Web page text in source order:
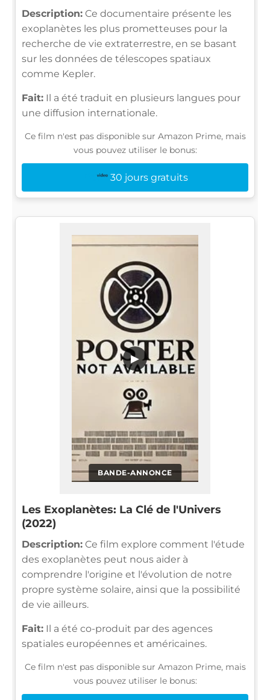
Description: Ce documentaire présente les
exoplanètes les plus prometteuses pour la
recherche de vie extraterrestre, en se basant
sur les données de télescopes spatiaux
comme Kepler.
Fait: Il a été traduit en plusieurs langues pour
une diffusion internationale.
Ce film n'est pas disponible sur Amazon Prime, mais
vous pouvez utiliser le bonus:
30 jours gratuits
BANDE-ANNONCE
▶
Les Exoplanètes: La Clé de l'Univers
(2022)
Description: Ce film explore comment l'étude
des exoplanètes peut nous aider à
comprendre l'origine et l'évolution de notre
propre système solaire, ainsi que la possibilité
de vie ailleurs.
Fait: Il a été co-produit par des agences
spatiales européennes et américaines.
Ce film n'est pas disponible sur Amazon Prime, mais
vous pouvez utiliser le bonus: